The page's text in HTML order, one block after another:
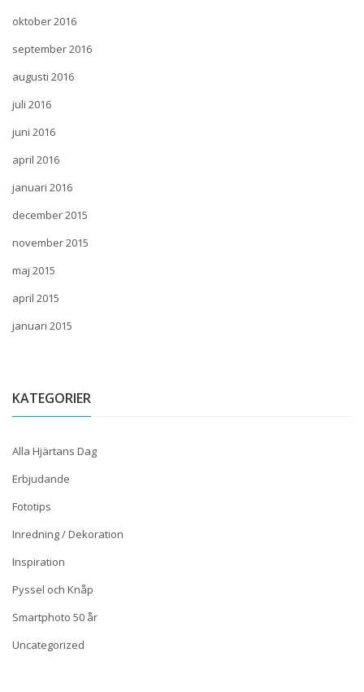
oktober 2016
september 2016
augusti 2016
juli 2016
juni 2016
april 2016
januari 2016
december 2015
november 2015
maj 2015
april 2015
januari 2015
KATEGORIER
Alla Hjärtans Dag
Erbjudande
Fototips
Inredning / Dekoration
Inspiration
Pyssel och Knåp
Smartphoto 50 år
Uncategorized